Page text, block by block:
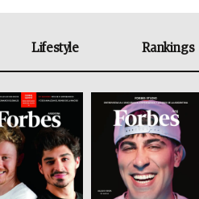
Lifestyle Rankings